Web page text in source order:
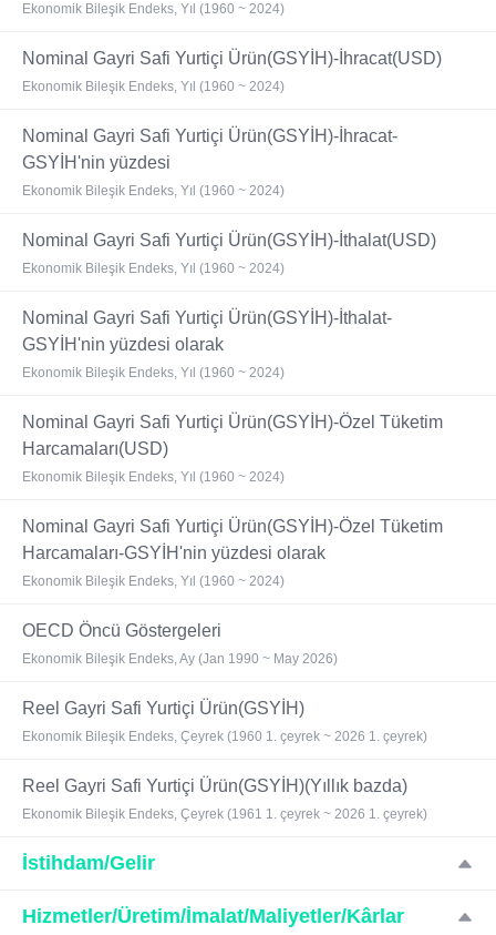
Ekonomik Bileşik Endeks, Yıl (1960 ~ 2024)
Nominal Gayri Safi Yurtiçi Ürün(GSYİH)-İhracat(USD)
Ekonomik Bileşik Endeks, Yıl (1960 ~ 2024)
Nominal Gayri Safi Yurtiçi Ürün(GSYİH)-İhracat-
GSYİH'nin yüzdesi
Ekonomik Bileşik Endeks, Yıl (1960 ~ 2024)
Nominal Gayri Safi Yurtiçi Ürün(GSYİH)-İthalat(USD)
Ekonomik Bileşik Endeks, Yıl (1960 ~ 2024)
Nominal Gayri Safi Yurtiçi Ürün(GSYİH)-İthalat-
GSYİH'nin yüzdesi olarak
Ekonomik Bileşik Endeks, Yıl (1960 ~ 2024)
Nominal Gayri Safi Yurtiçi Ürün(GSYİH)-Özel Tüketim
Harcamaları(USD)
Ekonomik Bileşik Endeks, Yıl (1960 ~ 2024)
Nominal Gayri Safi Yurtiçi Ürün(GSYİH)-Özel Tüketim
Harcamaları-GSYİH'nin yüzdesi olarak
Ekonomik Bileşik Endeks, Yıl (1960 ~ 2024)
OECD Öncü Göstergeleri
Ekonomik Bileşik Endeks, Ay (Jan 1990 ~ May 2026)
Reel Gayri Safi Yurtiçi Ürün(GSYİH)
Ekonomik Bileşik Endeks, Çeyrek (1960 1. çeyrek ~ 2026 1. çeyrek)
Reel Gayri Safi Yurtiçi Ürün(GSYİH)(Yıllık bazda)
Ekonomik Bileşik Endeks, Çeyrek (1961 1. çeyrek ~ 2026 1. çeyrek)
İstihdam/Gelir
Hizmetler/Üretim/İmalat/Maliyetler/Kârlar